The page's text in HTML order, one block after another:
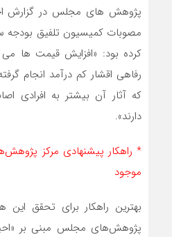
پژوهش های مجلس در گزارش
کرده بود: «افزایش قیمت ها
رفاهی اقشار کم درآمد انجام
که آثار آن بیشتر به افرادی
دارند».
* راهکار پیشنهادی مرکز
موجود
بهترین راهکار برای تحقق این
پژوهش‌های مجلس مبنی بر